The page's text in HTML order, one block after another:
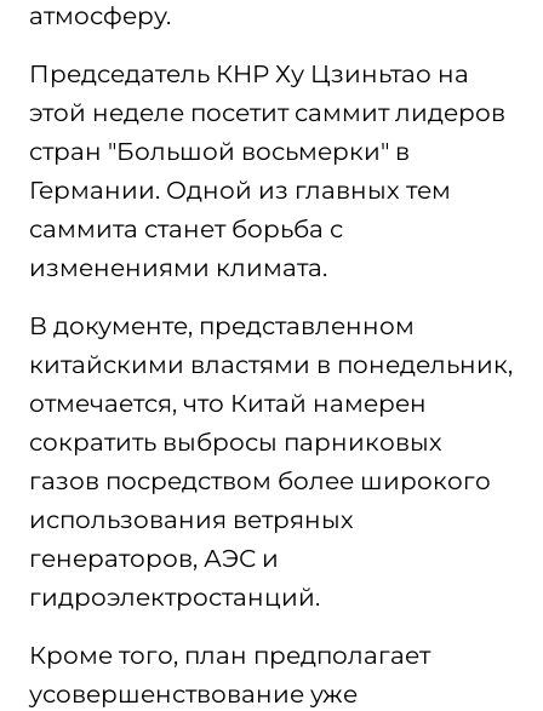
атмосферу.
Председатель КНР Ху Цзиньтао на
этой неделе посетит саммит лидеров
стран "Большой восьмерки" в
Германии. Одной из главных тем
саммита станет борьба с
изменениями климата.
В документе, представленном
китайскими властями в понедельник,
отмечается, что Китай намерен
сократить выбросы парниковых
газов посредством более широкого
использования ветряных
генераторов, АЭС и
гидроэлектростанций.
Кроме того, план предполагает
усовершенствование уже